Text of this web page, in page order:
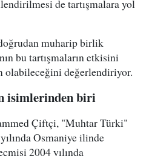
de tartışmalara yol
muharip birlik
bu tartışmaların etkisini
olabileceğini değerlendiriyor.
isimlerinden biri
Çiftçi, "Muhtar Türki"
Osmaniye ilinde
2004 yılında